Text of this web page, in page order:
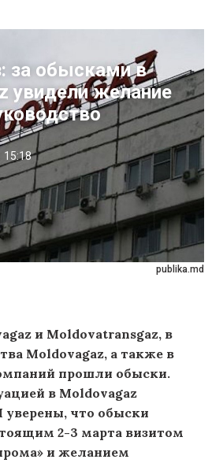
publika.md
за обысками в
увидели желание
15:18
и Moldovatransgaz, в
Moldovagaz, а также в
прошли обыски.
в Moldovagaz
уверены, что обыски
2-3 марта визитом
и желанием